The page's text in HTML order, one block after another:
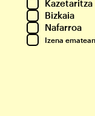
Kazetaritza
Bizkaia
Nafarroa
Izena ematean